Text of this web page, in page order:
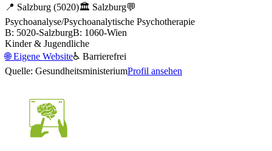
📍 Salzburg (5020)🏛️ Salzburg💬
Psychoanalyse/Psychoanalytische Psychotherapie
B: 5020-SalzburgB: 1060-Wien
Kinder & Jugendliche
🌐Eigene Website♿ Barrierefrei
Quelle: GesundheitsministeriumProfil ansehen